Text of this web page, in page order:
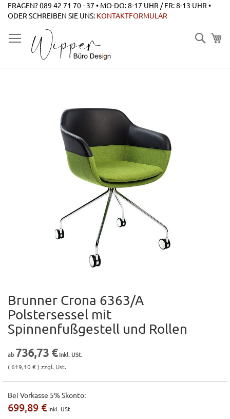
Zum
Inhalt
FRAGEN? 089 42 71 70 - 37 • MO-DO: 8-17 UHR / FR: 8-13 UHR •
ODER SCHREIBEN SIE UNS: KONTAKTFORMULAR
Suche
Brunner Crona 6363/A
Polstersessel mit
Spinnenfußgestell und Rollen
736,73 €
( 619,10 € ) zzgl. Ust.
Bei Vorkasse 5% Skonto:
699,89 €
Zum
Anfang
der
Bildgalerie
springen